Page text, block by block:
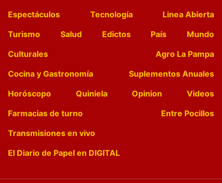
Espectáculos
Tecnología
Linea Abierta
Turismo
Salud Edictos País
Mundo
Culturales
Agro La Pampa
Cocina y Gastronomía
Suplementos Anuales
Horóscopo
Quiniela Opinion
Videos
Farmacias de turno
Entre Pocillos
Transmisiones en vivo
El Diario de Papel en DIGITAL